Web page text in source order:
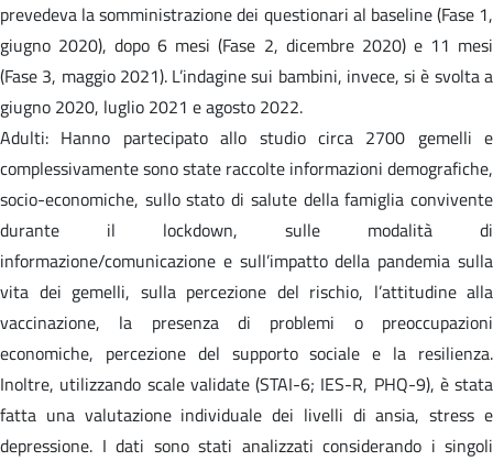
prevedeva la somministrazione dei questionari al baseline (Fase 1,
giugno 2020), dopo 6 mesi (Fase 2, dicembre 2020) e 11 mesi
(Fase 3, maggio 2021). L’indagine sui bambini, invece, si è svolta a
giugno 2020, luglio 2021 e agosto 2022.
Adulti: Hanno partecipato allo studio circa 2700 gemelli e
complessivamente sono state raccolte informazioni demografiche,
socio-economiche, sullo stato di salute della famiglia convivente
durante il lockdown, sulle modalità di
informazione/comunicazione e sull’impatto della pandemia sulla
vita dei gemelli, sulla percezione del rischio, l’attitudine alla
vaccinazione, la presenza di problemi o preoccupazioni
economiche, percezione del supporto sociale e la resilienza.
Inoltre, utilizzando scale validate (STAI-6; IES-R, PHQ-9), è stata
fatta una valutazione individuale dei livelli di ansia, stress e
depressione. I dati sono stati analizzati considerando i singoli